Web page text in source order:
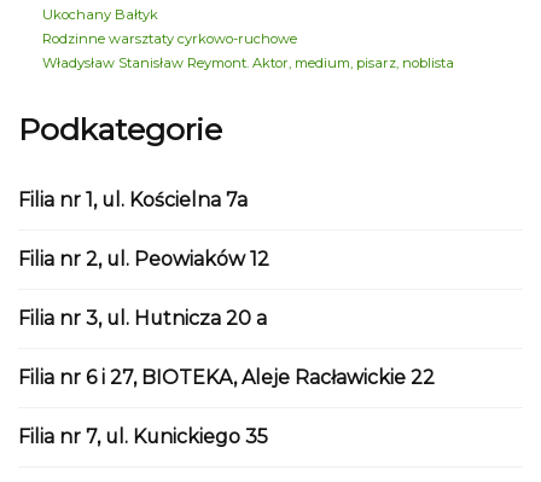
Ukochany Bałtyk
Rodzinne warsztaty cyrkowo-ruchowe
Władysław Stanisław Reymont. Aktor, medium, pisarz, noblista
Podkategorie
Filia nr 1, ul. Kościelna 7a
Filia nr 2, ul. Peowiaków 12
Filia nr 3, ul. Hutnicza 20 a
Filia nr 6 i 27, BIOTEKA, Aleje Racławickie 22
Filia nr 7, ul. Kunickiego 35